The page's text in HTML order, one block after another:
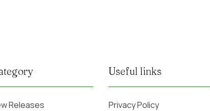
Releases
Useful links
Privacy Policy